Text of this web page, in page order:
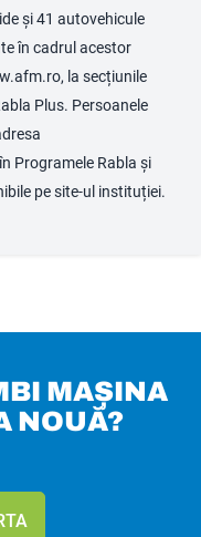
și 41 autovehicule
în cadrul acestor
la secțiunile
Plus. Persoanele
Programele Rabla și
pe site-ul instituției.
MAȘINA
NOUĂ?